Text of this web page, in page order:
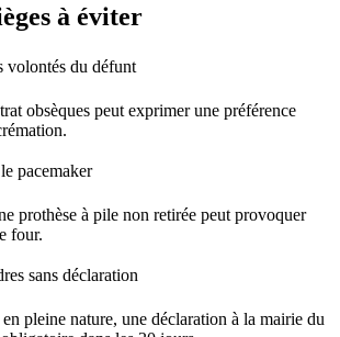
à éviter
volontés du défunt
obsèques peut exprimer une préférence
pacemaker
prothèse à pile non retirée peut provoquer
four.
sans déclaration
pleine nature, une déclaration à la mairie du